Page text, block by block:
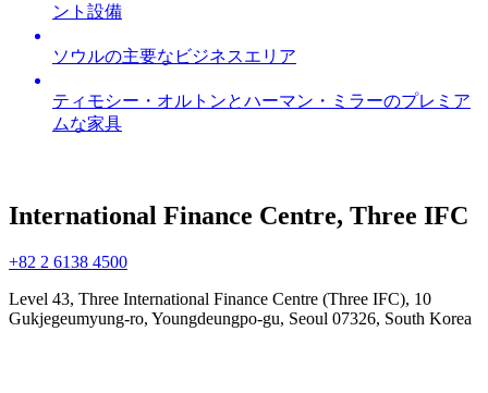
ント設備
ソウルの主要なビジネスエリア
ティモシー・オルトンとハーマン・ミラーのプレミア
ムな家具
International Finance Centre, Three IFC
+82 2 6138 4500
Level 43, Three International Finance Centre (Three IFC), 10
Gukjegeumyung-ro, Youngdeungpo-gu, Seoul 07326, South Korea